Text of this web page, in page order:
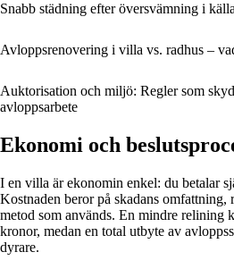
Snabb städning efter översvämning i
Avloppsrenovering i villa vs. radhus –
Auktorisation och miljö: Regler som
avloppsarbete
Ekonomi och
I en villa är ekonomin enkel: du betalar
Kostnaden beror på skadans omfattning,
metod som används. En mindre relining
kronor, medan en total utbyte av
dyrare.